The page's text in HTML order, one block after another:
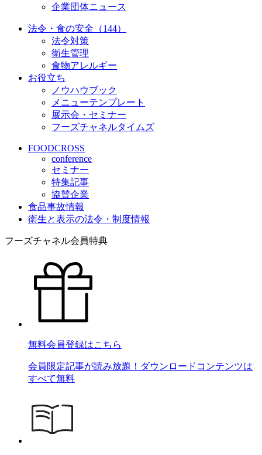
企業団体ニュース
法令・食の安全（144）
法令対策
衛生管理
食物アレルギー
お役立ち
ノウハウブック
メニューテンプレート
展示会・セミナー
フーズチャネルタイムズ
FOODCROSS
conference
セミナー
特集記事
協賛企業
食品事故情報
衛生と表示の法令・制度情報
フーズチャネル会員特典
無料会員登録はこちら
会員限定記事が読み放題！ダウンロードコンテンツは
すべて無料